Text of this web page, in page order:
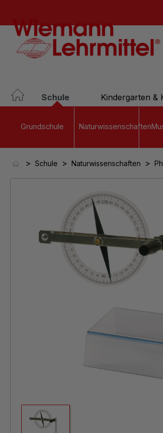
Schule Kindergarten &
Grundschule Naturwissenschaften
> Schule > Naturwissenschaften >